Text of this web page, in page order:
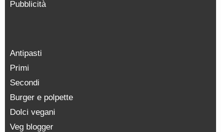
Pubblicità
Antipasti
Primi
Secondi
Burger e polpette
Dolci vegani
Veg blogger